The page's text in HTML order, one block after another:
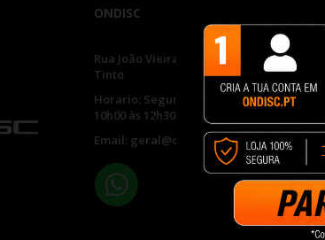
ONDISC
Rua João Vieira, 436 | 4435-043 Rio
Tinto
Horario: Segunda a Sexta Feira das
10h00 às 12h30 e 14h30 às 19h00
Email: geral@ondisc.pt